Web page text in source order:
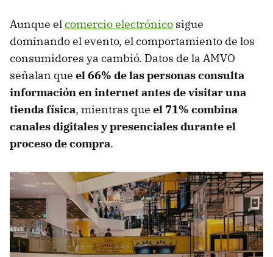
Aunque elcomercio electrónico sigue
dominando el evento, el comportamiento de los
consumidores ya cambió. Datos de la AMVO
señalan que el66% de las personas consulta
información en internet antes de visitar una
tienda física, mientras que el 71% combina
canales digitales y presenciales durante el
proceso de compra.